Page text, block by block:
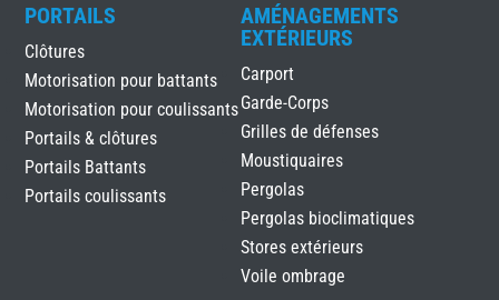
PORTAILS
Clôtures
Motorisation pour battants
Motorisation pour coulissants
Portails & clôtures
Portails Battants
Portails coulissants
AMÉNAGEMENTS
EXTÉRIEURS
Carport
Garde-Corps
Grilles de défenses
Moustiquaires
Pergolas
Pergolas bioclimatiques
Stores extérieurs
Voile ombrage